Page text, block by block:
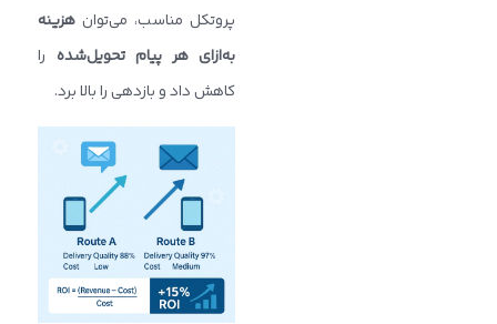
پروتکل مناسب، می‌توان هزینه
به‌ازای هر پیام تحویل‌شده را
کاهش داد و بازدهی را بالا برد.